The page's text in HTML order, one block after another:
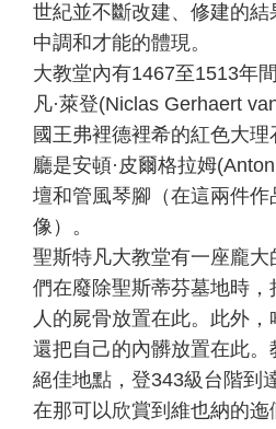
世紀並不斷改建、修建的
中調和才能的體現。
大教堂內有1467至1513年
凡·萊登(Niclas Gerhaert
國王弗裡德裡希的紅色大理
廳是安頓·皮爾格拉姆
壇和管風琴腳（在這兩件作
像）。
聖斯特凡大教堂有一座龐大
們在廢除聖斯蒂芬墓地時
人的屍骨放置在此。此外
還把自己的內髒放置在此
絕佳地點，登343級台階到
在那可以欣賞到維也納的迤